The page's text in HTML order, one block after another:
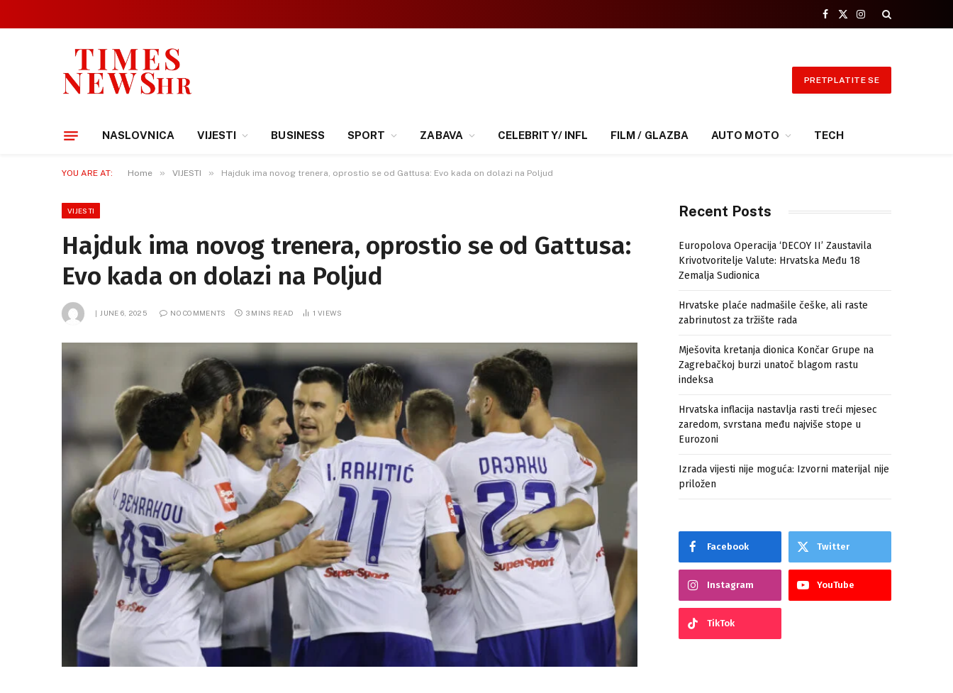
Facebook
X
Instagram
PRETPLATITE SE
NASLOVNICA VIJESTI BUSINESS SPORT ZABAVA CELEBRITY/ INFL FILM / GLAZBA AUTO MOTO TECH
YOU ARE AT: Home » VIJESTI » Hajduk ima novog trenera, oprostio se od Gattusa: Evo kada on dolazi na Poljud
VIJESTI
Hajduk ima novog trenera, oprostio se od Gattusa:
Evo kada on dolazi na Poljud
JUNE 6, 2025 NO COMMENTS 3 MINS READ 1VIEWS
Recent Posts
Europolova Operacija ‘DECOY II’ Zaustavila
Krivotvoritelje Valute: Hrvatska Među 18
Zemalja Sudionica
Hrvatske plaće nadmašile češke, ali raste
zabrinutost za tržište rada
Mješovita kretanja dionica Končar Grupe na
Zagrebačkoj burzi unatoč blagom rastu
indeksa
Hrvatska inflacija nastavlja rasti treći mjesec
zaredom, svrstana među najviše stope u
Eurozoni
Izrada vijesti nije moguća: Izvorni materijal nije
priložen
Facebook Twitter
Instagram YouTube
TikTok